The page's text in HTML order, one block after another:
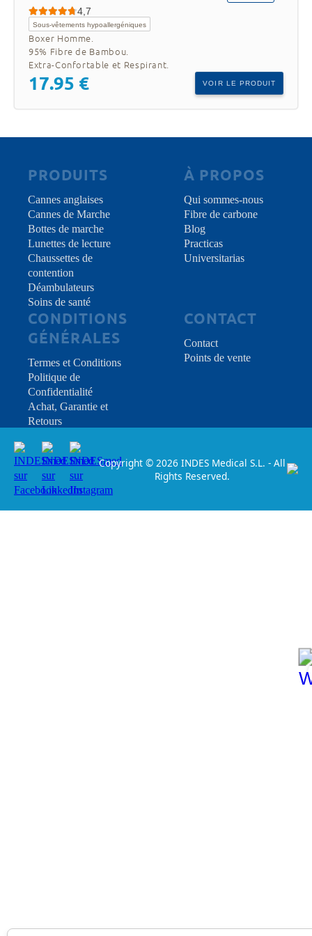
4,7
Sous-vêtements hypoallergéniques
Boxer Homme.
95% Fibre de Bambou.
Extra-Confortable et Respirant.
17.95 € VOIR LE PRODUIT
PRODUITS
Cannes anglaises
Cannes de Marche
Bottes de marche
Lunettes de lecture
Chaussettes de
contention
Déambulateurs
Soins de santé
À PROPOS
Qui sommes-nous
Fibre de carbone
Blog
Practicas
Universitarias
CONDITIONS
GÉNÉRALES
Termes et Conditions
Politique de
Confidentialité
Achat, Garantie et
Retours
CONTACT
Contact
Points de vente
Copyright © 2026 INDES Medical S.L. - All
Rights Reserved.